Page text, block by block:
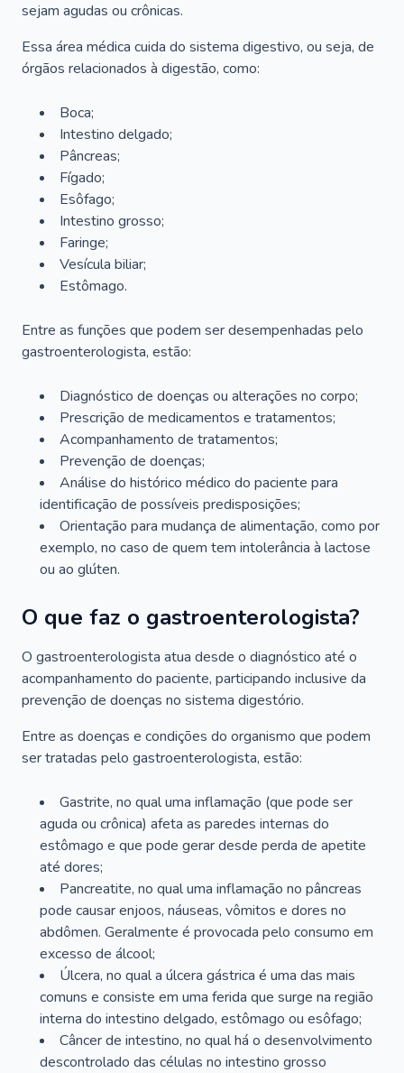
sejam agudas ou crônicas.
Essa área médica cuida do sistema digestivo, ou seja, de
órgãos relacionados à digestão, como:
Boca;
Intestino delgado;
Pâncreas;
Fígado;
Esôfago;
Intestino grosso;
Faringe;
Vesícula biliar;
Estômago.
Entre as funções que podem ser desempenhadas pelo
gastroenterologista, estão:
Diagnóstico de doenças ou alterações no corpo;
Prescrição de medicamentos e tratamentos;
Acompanhamento de tratamentos;
Prevenção de doenças;
Análise do histórico médico do paciente para
identificação de possíveis predisposições;
Orientação para mudança de alimentação, como por
exemplo, no caso de quem tem intolerância à lactose
ou ao glúten.
O que faz o gastroenterologista?
O gastroenterologista atua desde o diagnóstico até o
acompanhamento do paciente, participando inclusive da
prevenção de doenças no sistema digestório.
Entre as doenças e condições do organismo que podem
ser tratadas pelo gastroenterologista, estão:
Gastrite, no qual uma inflamação (que pode ser
aguda ou crônica) afeta as paredes internas do
estômago e que pode gerar desde perda de apetite
até dores;
Pancreatite, no qual uma inflamação no pâncreas
pode causar enjoos, náuseas, vômitos e dores no
abdômen. Geralmente é provocada pelo consumo em
excesso de álcool;
Úlcera, no qual a úlcera gástrica é uma das mais
comuns e consiste em uma ferida que surge na região
interna do intestino delgado, estômago ou esôfago;
Câncer de intestino, no qual há o desenvolvimento
descontrolado das células no intestino grosso